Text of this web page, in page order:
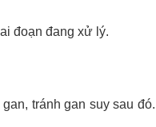
đoạn đang xử lý.
tránh gan suy sau đó.